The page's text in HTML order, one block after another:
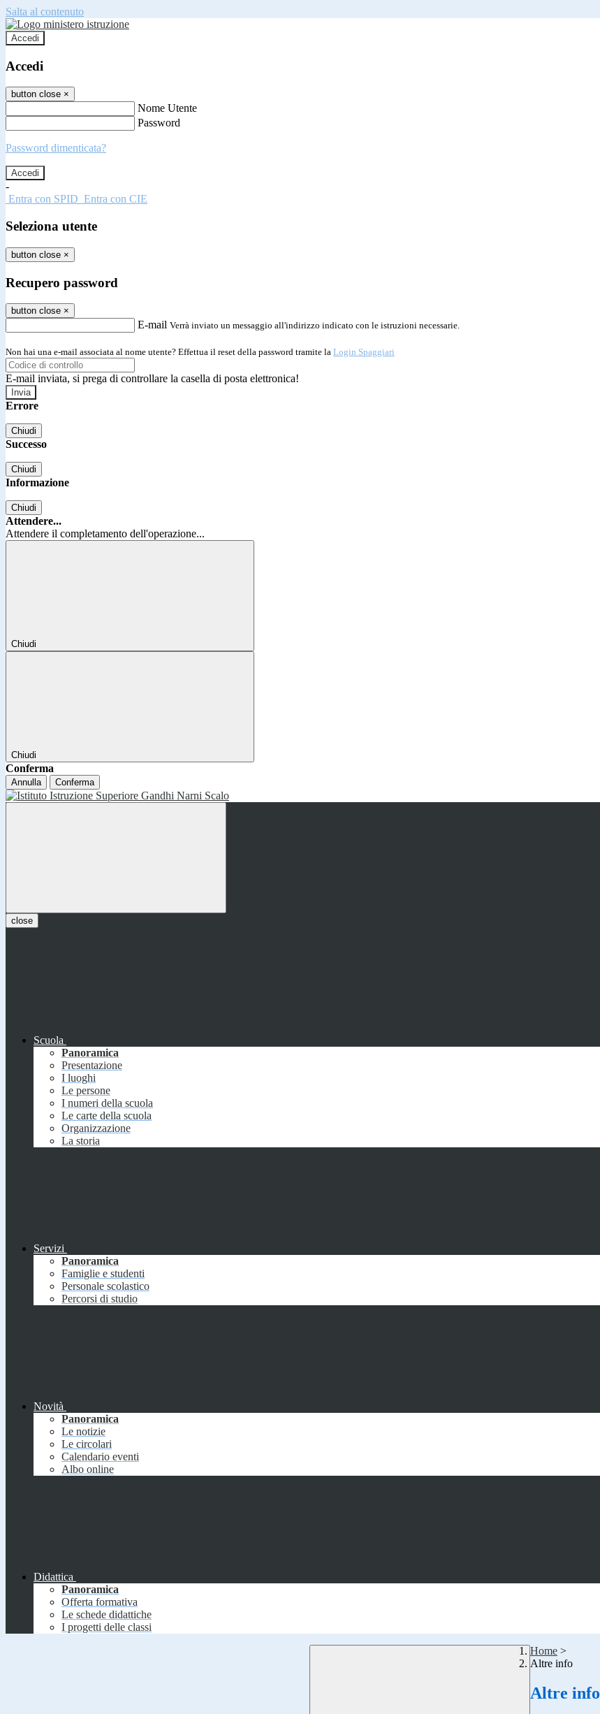
Salta al contenuto
Accedi
Accedi
button close ×
Nome Utente
Password
Password dimenticata?
-
Entra con SPID Entra con CIE
Seleziona utente
button close ×
Recupero password
button close ×
E-mail Verrà inviato un messaggio all'indirizzo indicato con le istruzioni necessarie.
Non hai una e-mail associata al nome utente? Effettua il reset della password tramite la Login Spaggiari
E-mail inviata, si prega di controllare la casella di posta elettronica!
Errore
Chiudi
Successo
Chiudi
Informazione
Chiudi
Attendere...
Attendere il completamento dell'operazione...
Chiudi
Chiudi
Conferma
Annulla Conferma
close
Scuola
Panoramica
Presentazione
I luoghi
Le persone
I numeri della scuola
Le carte della scuola
Organizzazione
La storia
Servizi
Panoramica
Famiglie e studenti
Personale scolastico
Percorsi di studio
Novità
Panoramica
Le notizie
Le circolari
Calendario eventi
Albo online
Didattica
Panoramica
Offerta formativa
Le schede didattiche
I progetti delle classi
Home >
Altre info
Altre info